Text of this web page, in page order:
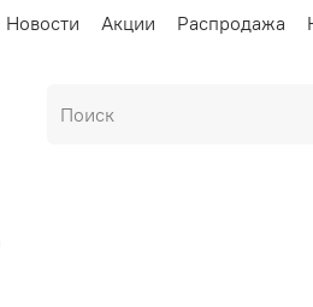
Новости Акции Распродажа